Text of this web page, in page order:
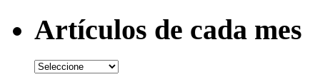
Artículos de cada mes